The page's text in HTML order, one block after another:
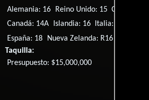
Alemania: 16
Reino Unido: 15 Corea del
Canadá: 14A
Islandia: 16 Italia: T
España: 18
Nueva Zelanda: R16
Taquilla:
Presupuesto: $15,000,000